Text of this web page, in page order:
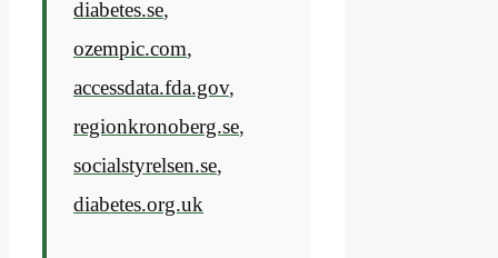
diabetes.se,
ozempic.com,
accessdata.fda.gov,
regionkronoberg.se,
socialstyrelsen.se,
diabetes.org.uk